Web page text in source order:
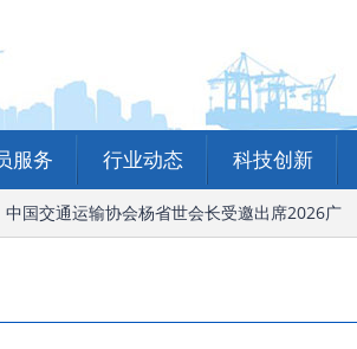
服务 行业动态 科技创新
国交通运输协会杨省世会长受邀出席2026广